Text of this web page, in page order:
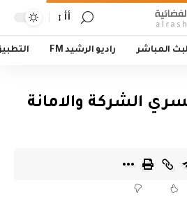
أأ
المباشر راديو الرشيد FM
الشركة والامانة